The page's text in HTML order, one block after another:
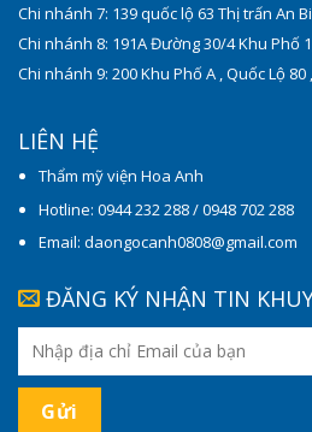
Chi nhánh 7: 139 quốc lộ 63 Thị trấn An
Chi nhánh 8: 191A Đường 30/4 Khu Phố
Chi nhánh 9: 200 Khu Phố A , Quốc Lộ
LIÊN HỆ
Thẩm mỹ viện Hoa Anh
Hotline: 0944 232 288 / 0948 702 288
Email: daongocanh0808@gmail.com
ĐĂNG KÝ NHẬN TIN